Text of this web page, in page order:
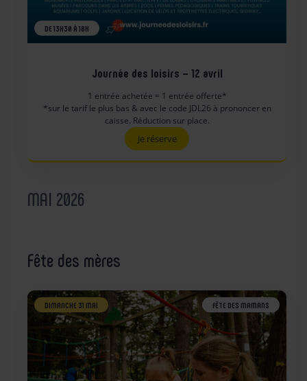
DE 13H30 À 18H
Journée des loisirs – 12 avril
1 entrée achetée = 1 entrée offerte*
*sur le tarif le plus bas & avec le code JDL26 à prononcer en
caisse. Réduction sur place.
Je réserve
MAI 2026
Fête des mères
DIMANCHE 31 MAI FÊTE DES MAMANS